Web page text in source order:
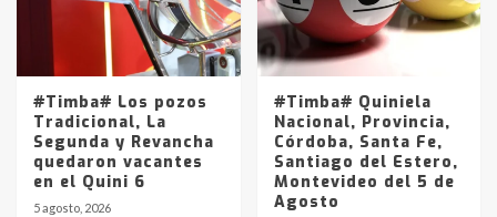
#Timba# Los pozos
Tradicional, La
Segunda y Revancha
quedaron vacantes
en el Quini 6
5 agosto, 2026
#Timba# Quiniela
Nacional, Provincia,
Córdoba, Santa Fe,
Santiago del Estero,
Montevideo del 5 de
Agosto